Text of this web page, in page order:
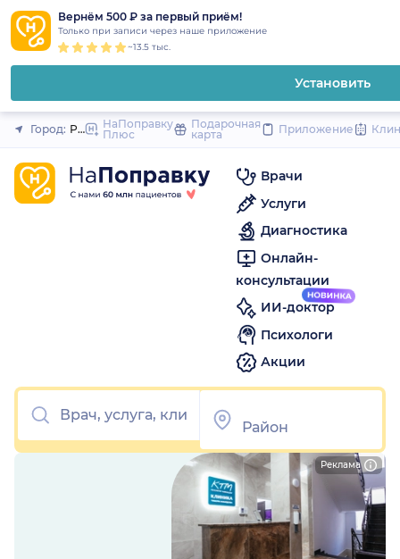
Вернём 500 ₽ за первый приём!
Только при записи через наше приложение
~13.5 тыс.
Установить
Закрыть
Город: Ростов-на-Дону
НаПоправку
Плюс
Подарочная
карта
Приложение
Врачи
Услуги
Диагностика
Онлайн-
консультации
ИИ-доктор
Психологи
Акции
Реклама